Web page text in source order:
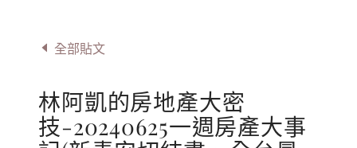
全部貼文
林阿凱的房地產大密
技-20240625一週房產大事